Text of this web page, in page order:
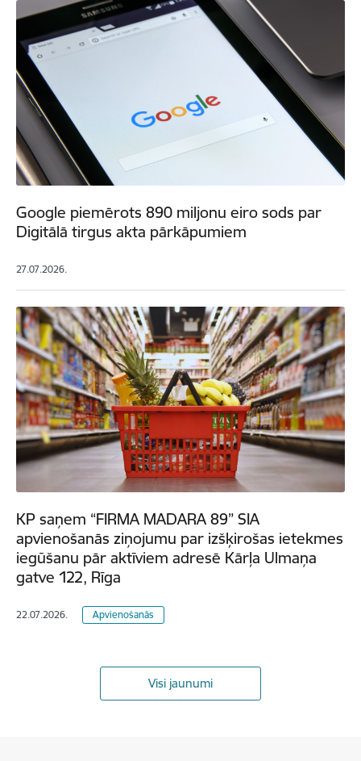
Google piemērots 890 miljonu eiro sods par
Digitālā tirgus akta pārkāpumiem
27.07.2026.
KP saņem “FIRMA MADARA 89” SIA
apvienošanās ziņojumu par izšķirošas ietekmes
iegūšanu pār aktīviem adresē Kārļa Ulmaņa
gatve 122, Rīga
22.07.2026. Apvienošanās
Visi jaunumi